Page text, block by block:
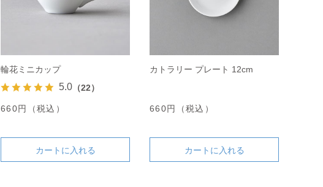
輪花ミニカップ
5.0 （22）
660円（税込）
カートに入れる
カトラリー プレート 12cm
660円（税込）
カートに入れる